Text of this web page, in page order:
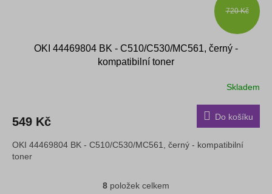
720 Kč
OKI 44469804 BK - C510/C530/MC561, černý -
kompatibilní toner
Skladem
549 Kč Do košíku
OKI 44469804 BK - C510/C530/MC561, černý - kompatibilní
toner
O
8 položek celkem